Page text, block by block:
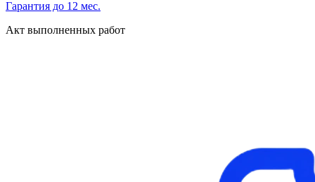
Гарантия до 12 мес.
Акт выполненных работ